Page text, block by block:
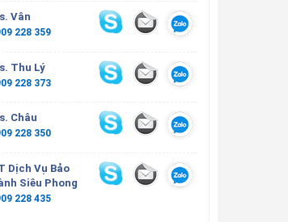
Vân
228 359
Thu Lý
228 373
Châu
228 350
Dịch Vụ Bảo
Siêu Phong
228 435